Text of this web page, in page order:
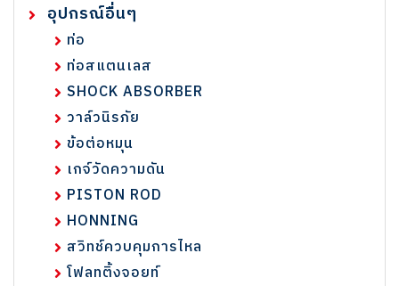
อุปกรณ์อื่นๆ
ท่อ
ท่อสแตนเลส
SHOCK ABSORBER
วาล์วนิรภัย
ข้อต่อหมุน
เกจ์วัดความดัน
PISTON ROD
HONNING
สวิทช์ควบคุมการไหล
โฟลทติ้งจอยท์